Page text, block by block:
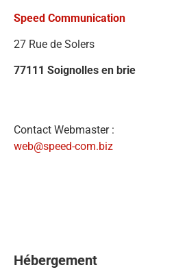
Speed Communication
27 Rue de Solers
77111 Soignolles en brie
Contact Webmaster :
web@speed-com.biz
Hébergement